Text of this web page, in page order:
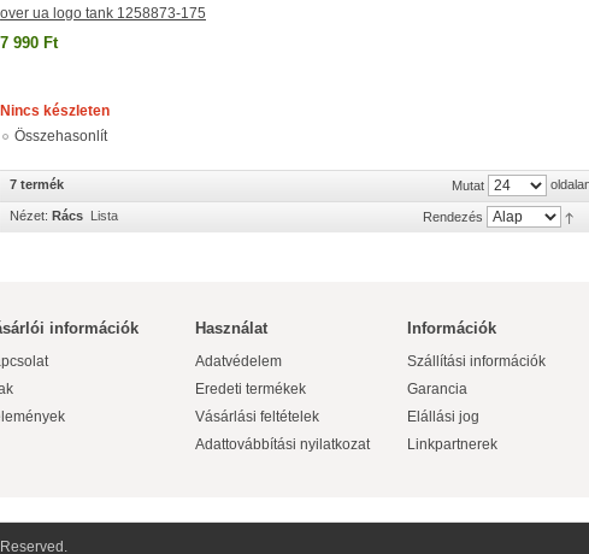
over ua logo tank 1258873-175
7 990 Ft
Nincs készleten
Összehasonlít
7 termék Mutat
Nézet: Rács Lista Rendezés
információk Használat
Adatvédelem
Eredeti termékek
Vásárlási feltételek
Adattovábbítási nyilatkozat
Információk
Szállítási információk
Garancia
Elállási jog
Linkpartnerek